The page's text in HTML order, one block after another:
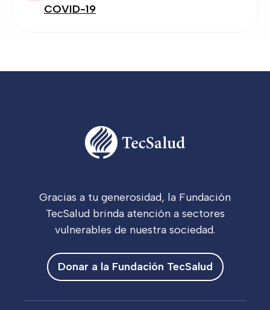
COVID-19
Gracias a tu generosidad, la Fundación
TecSalud brinda atención a sectores
vulnerables de nuestra sociedad.
Donar a la Fundación TecSalud